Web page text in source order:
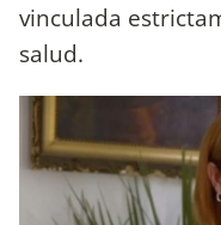
vinculada
salud.